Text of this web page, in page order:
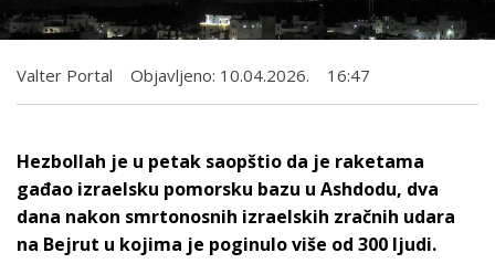
Valter Portal Objavljeno: 10.04.2026. 16:47
Hezbollah je u petak saopštio da je raketama
gađao izraelsku pomorsku bazu u Ashdodu, dva
dana nakon smrtonosnih izraelskih zračnih udara
na Bejrut u kojima je poginulo više od 300 ljudi.